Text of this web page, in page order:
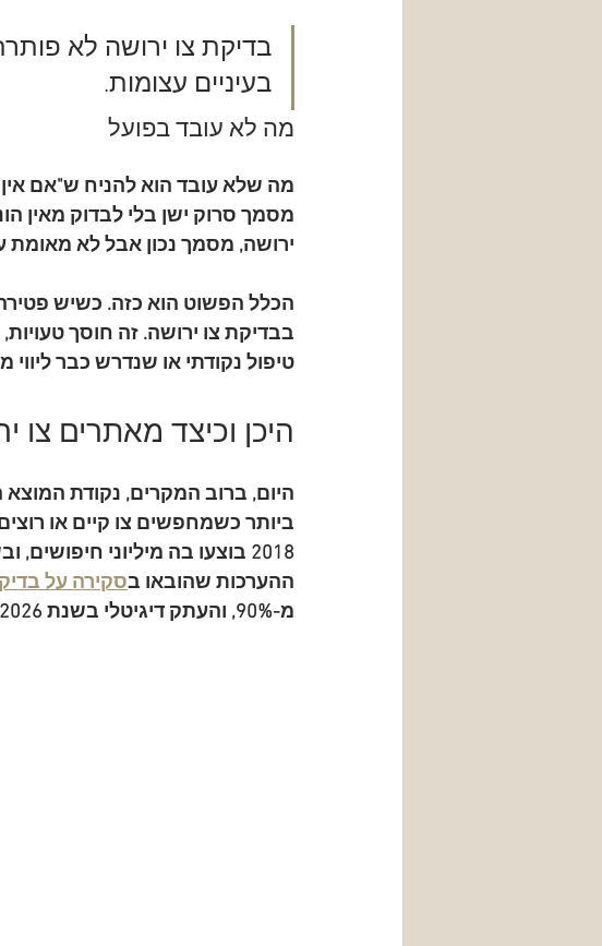
בדיקת צו ירושה לא
בעיניים עצומות.
מה לא עובד בפועל
מה שלא עובד הוא להניח ש"אם
מסמך סרוק ישן בלי לבדוק מאין
ירושה, מסמך נכון אבל לא
הכלל הפשוט הוא כזה. כשיש
בבדיקת צו ירושה. זה חוסך
טיפול נקודתי או שנדרש כבר
היכן וכיצד מאתרים צו
היום, ברוב המקרים, נקודת
ביותר כשמחפשים צו קיים או
2018 בוצעו בה מיליוני
ההערכות שהובאו בסקירה על
מ-90%, והעתק דיגיטלי בשנת 2026 כרוך באגרה של